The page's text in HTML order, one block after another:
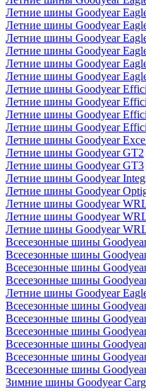
Летние шины Goodyear
Летние шины Goodyear
Летние шины Goodyear
Летние шины Goodyear
Летние шины Goodyear
Летние шины Goodyear
Летние шины Goodyear
Летние шины Goodyear
Летние шины Goodyear
Летние шины Goodyear
Летние шины Goodyear
Летние шины Goodyear GT2
Летние шины Goodyear GT3
Летние шины Goodyear
Летние шины Goodyear
Летние шины Goodyear
Летние шины Goodyear
Летние шины Goodyear
Всесезонные шины
Всесезонные шины
Всесезонные шины
Всесезонные шины
Летние шины Goodyear
Всесезонные шины
Всесезонные шины
Всесезонные шины
Всесезонные шины
Всесезонные шины
Всесезонные шины
Зимние шины Goodyear